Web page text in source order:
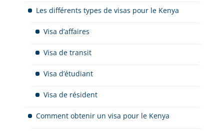
Les différents types de visas pour le Kenya
Visa d’affaires
Visa de transit
Visa d’étudiant
Visa de résident
Comment obtenir un visa pour le Kenya